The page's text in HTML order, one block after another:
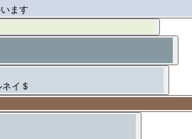
ます
イ＄